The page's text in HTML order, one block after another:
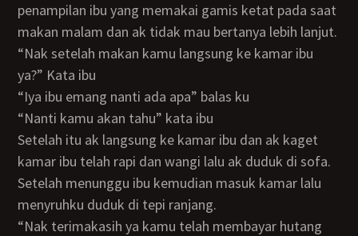
penampilan ibu yang memakai gamis ketat pada saat
makan malam dan ak tidak mau bertanya lebih lanjut.
“nak setelah makan kamu langsung ke kamar ibu
ya?” Kata ibu
“iya ibu emang nanti ada apa” balas ku
“nanti kamu akan tahu” kata ibu
Setelah itu ak langsung ke kamar ibu dan ak kaget
kamar ibu telah rapi dan wangi lalu ak duduk di sofa.
Setelah menunggu ibu kemudian masuk kamar lalu
menyruhku duduk di tepi ranjang.
“nak terimakasih ya kamu telah membayar hutang